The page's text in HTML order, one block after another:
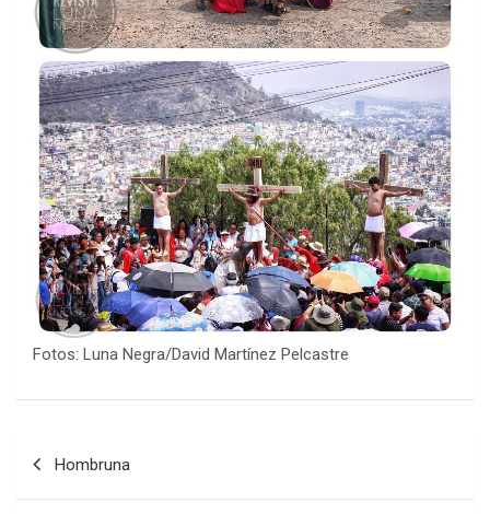
Fotos: Luna Negra/David Martínez Pelcastre
Hombruna